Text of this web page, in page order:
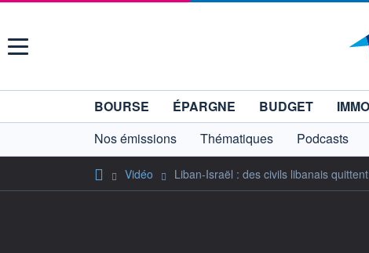
Menu
BOURSE ÉPARGNE BUDGET
Nos émissions
Thématiques Podcasts
Vidéo Liban-Israël : des civils libanais